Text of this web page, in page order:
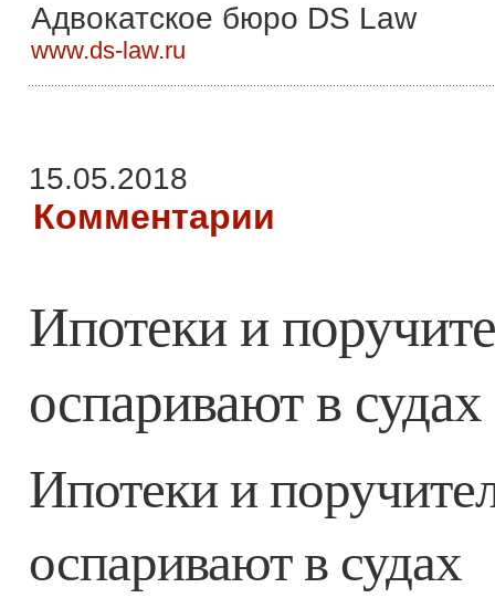
Адвокатское бюро DS Law
www.ds-law.ru
15.05.2018
Комментарии
Ипотеки и
оспаривают в судах
Ипотеки и
оспаривают в судах